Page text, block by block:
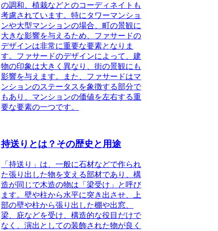
の調和、植栽などとのコーディネイトも
考慮されています。特にタワーマンショ
ンや大型マンションの場合、町の景観に
大きな影響を与えるため、 ファサードの
デザインは非常に重要な要素となりま
す。ファサードのデザインによって、建
物の印象は大きく異なり、街の景観にも
影響を与えます。また、 ファサードはマ
ンションのステータスを象徴する部分で
もあり、マンションの価値を左右する重
要な要素の一つです。
持送りとは？その歴史と用途
「持送り」は、一般に石材などで作られ
た張り出した物を支える部材であり、構
造が同じで木造の物は「梁受け」と呼び
ます。壁や柱から水平に突き出させ、上
部の壁や柱から張り出した棚や出窓、
梁、庇などを受け、構造的な役目だけで
なく、演出としての装飾された物が良く